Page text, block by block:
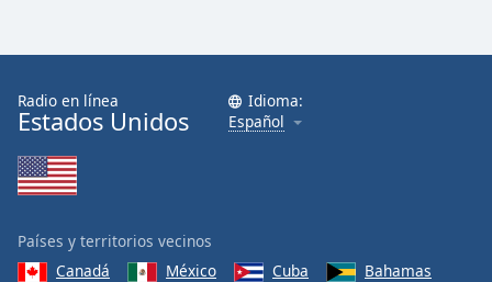
Radio en línea
Estados Unidos
Idioma:
Español
Países y territorios vecinos
Canadá
México Cuba
Bahamas